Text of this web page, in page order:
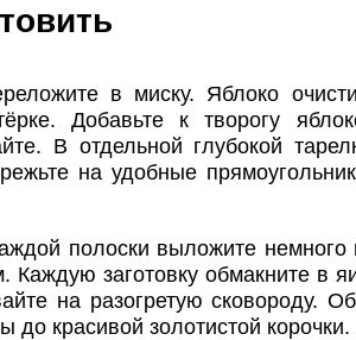
в миску. Яблоко
Добавьте к творогу
В отдельной глубокой
на удобные
полоски выложите немного
Каждую заготовку обмакните в
на разогретую сковороду.
до красивой золотистой корочки.